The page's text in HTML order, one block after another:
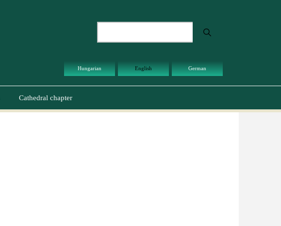
Hungarian English German
Cathedral chapter